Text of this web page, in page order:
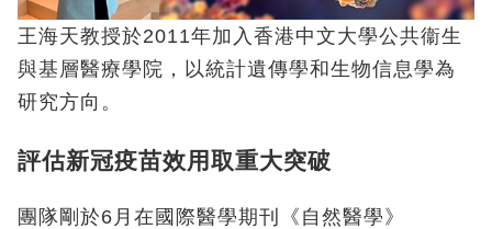
王海天教授於2011年加入香港中文大學公共衞生
與基層醫療學院，以統計遺傳學和生物信息學為
研究方向。
評估新冠疫苗效用取重大突破
團隊剛於6月在國際醫學期刊《自然醫學》